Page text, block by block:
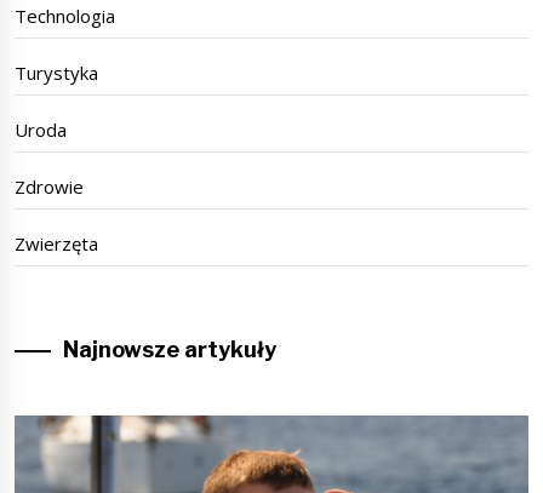
Technologia
Turystyka
Uroda
Zdrowie
Zwierzęta
Najnowsze artykuły